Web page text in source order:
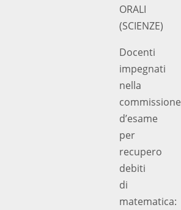
ORALI
(SCIENZE)
Docenti
impegnati
nella
commissione
d’esame
per
recupero
debiti
di
matematica: